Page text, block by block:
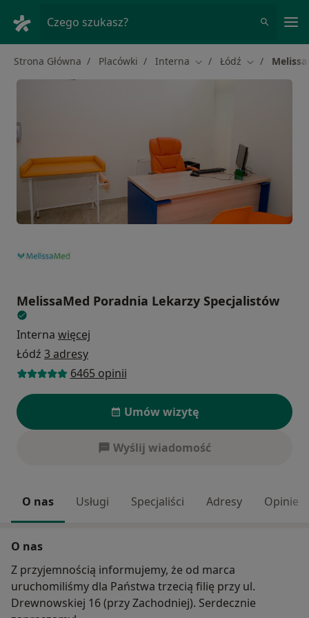
Czego szukasz?
Strona Główna Placówki Interna Zmień miasto
Łódź Zmień miasto
MelissaMed Poradnia Lekarzy Specjalistów
Interna więcej
Łódź 3 adresy
6465 opinii
Umów wizytę
Wyślij wiadomość
O nas Usługi Specjaliści Adresy Opinie
O nas
Z przyjemnością informujemy, że od marca
uruchomiliśmy dla Państwa trzecią filię przy ul.
Drewnowskiej 16 (przy Zachodniej). Serdecznie